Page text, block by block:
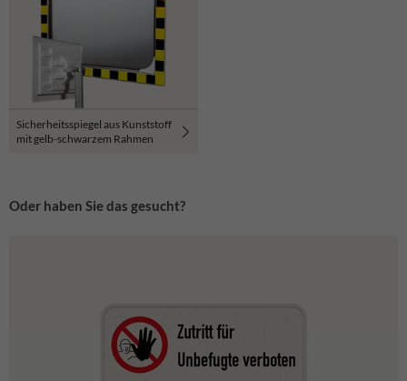
Sicherheitsspiegel aus Kunststoff
mit gelb-schwarzem Rahmen
Oder haben Sie das gesucht?